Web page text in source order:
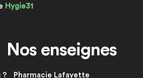
Hygie31
?
Nos enseignes
Pharmacie Lafayette